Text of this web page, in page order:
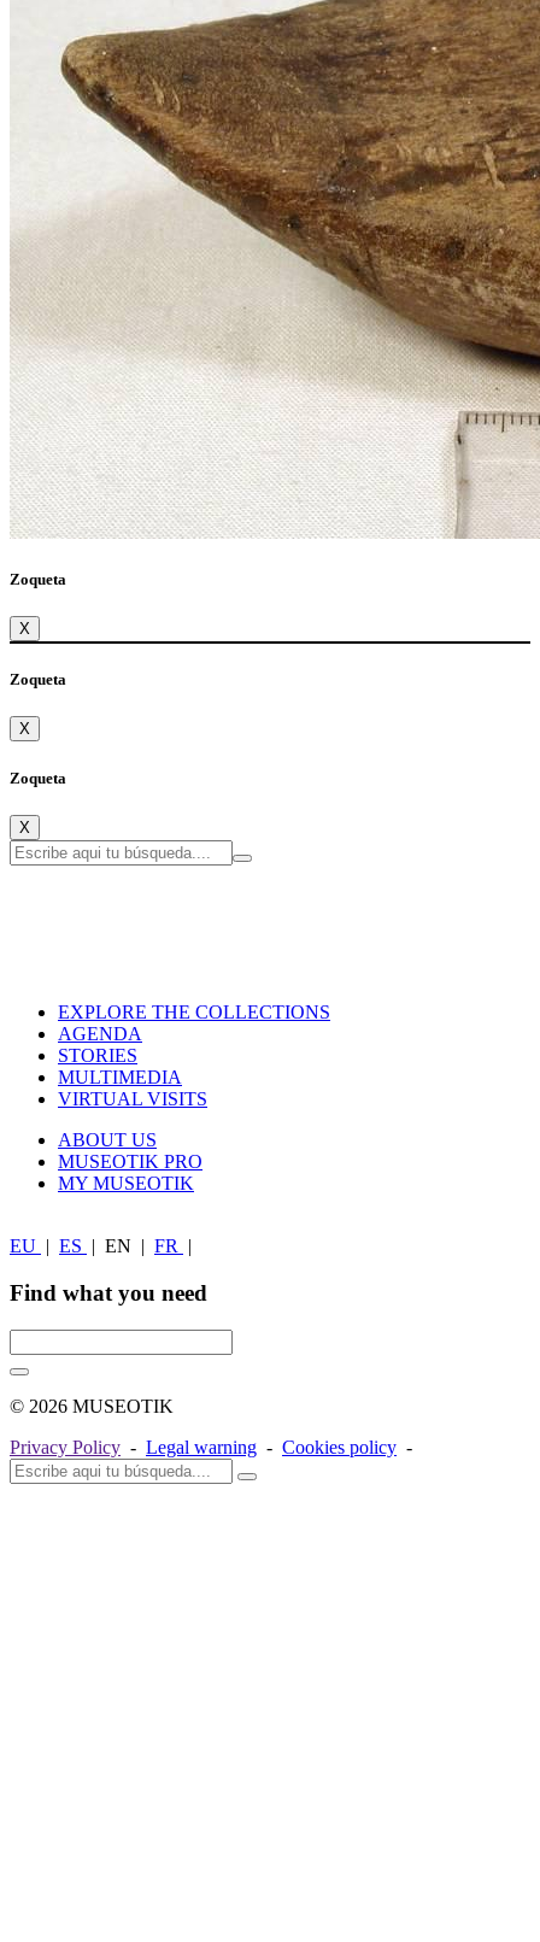
Zoqueta
X
Zoqueta
X
Zoqueta
X
EXPLORE THE COLLECTIONS
AGENDA
STORIES
MULTIMEDIA
VIRTUAL VISITS
ABOUT US
MUSEOTIK PRO
MY MUSEOTIK
EU ES EN FR
Find what you need
© 2026 MUSEOTIK
Privacy Policy - Legal warning - Cookies policy -